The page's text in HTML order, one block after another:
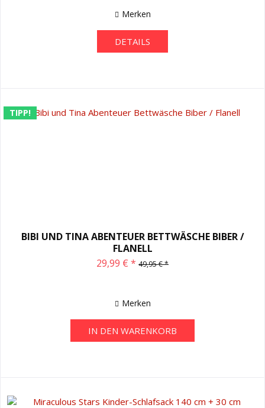
Merken
DETAILS
TIPP!
BIBI UND TINA ABENTEUER BETTWÄSCHE BIBER /
FLANELL
29,99 € * 49,95 € *
Merken
IN DEN WARENKORB